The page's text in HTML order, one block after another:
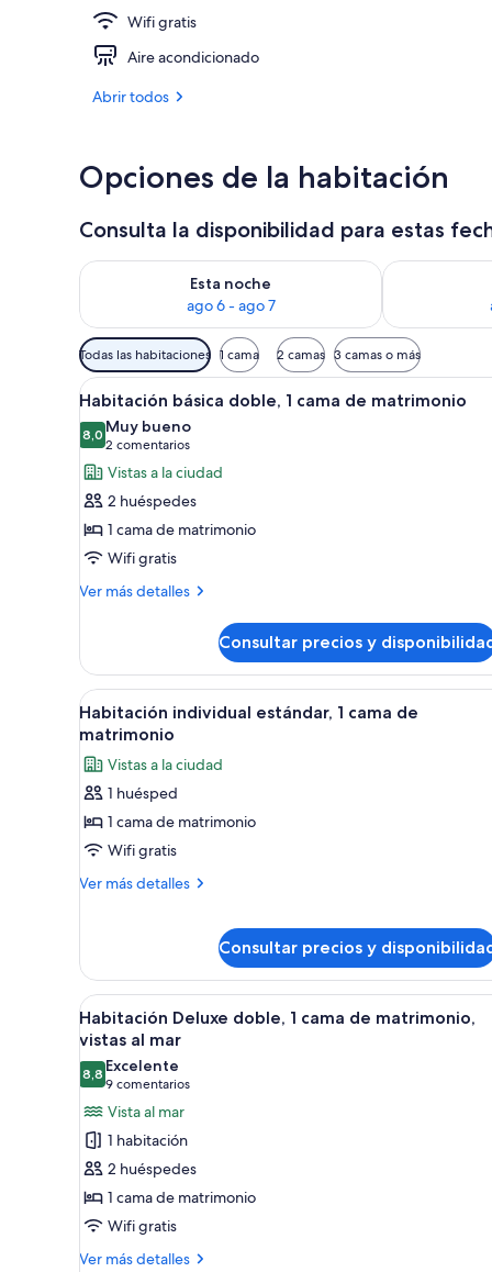
Wifi gratis
Aire acondicionado
Abrir todos
Opciones de la habitación
Consulta la disponibilidad para estas
Esta noche
ago 6 - ago 7
Consulta la disponibilidad para esta noche, ago 6 -
Consulta la
Filtros
disponibles
para
las
habitaciones
Todas las habitaciones 1 cama 2 camas 3 camas o más
Abrir
todas
las
fotos
de
Habitación
básica
doble,
1
matrimonio
Una habitación de hotel
8
Habitación básica doble, 1 cama de matrimonio
8,08,0 de 10
Muy bueno
2 comentarios
(2 comentarios)
Vistas a la ciudad
2 huéspedes
1 cama de matrimonio
Wifi gratis
Ver más detalles
Más
básica
doble,
1
cama
matrimonio
Consultar precios y
Abrir
todas
las
fotos
de
Habitación
individual
estándar,
matrimonio
Una habitación de hotel
8
Habitación individual estándar, 1 cama de
matrimonio
Vistas a la ciudad
1 huésped
1 cama de matrimonio
Wifi gratis
Ver más detalles
Más
estándar,
1
cama
de
matrimonio
Consultar precios y
Abrir
todas
las
fotos
de
Habitación
Deluxe
doble,
1
cama
de
Habitación de hotel con una
10
Habitación Deluxe doble, 1 cama de matrimonio,
vistas al mar
8,88,8 de 10
Excelente
9 comentarios
(9 comentarios)
Vista al mar
1 habitación
2 huéspedes
1 cama de matrimonio
Wifi gratis
Ver más detalles
Más